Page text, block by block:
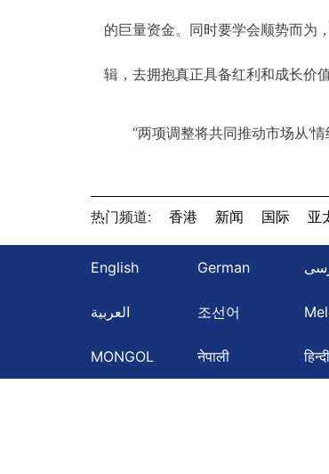
的巨量资金。同时要学会顺势而为
辑，去拥抱真正具备红利和成长价
“两项调整将共同推动市场从‘
热门频道: 香港 新闻 国际 亚
English German
العربية 조선어
MONGOL नेपाली हिन्दी